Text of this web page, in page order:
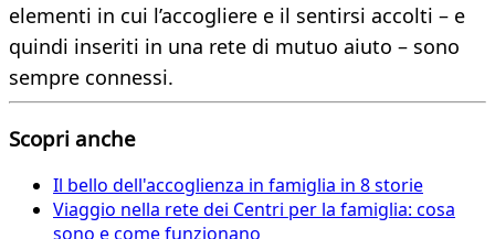
elementi in cui l’accogliere e il sentirsi accolti – e
quindi inseriti in una rete di mutuo aiuto – sono
sempre connessi.
Scopri anche
Il bello dell'accoglienza in famiglia in 8 storie
Viaggio nella rete dei Centri per la famiglia: cosa
sono e come funzionano